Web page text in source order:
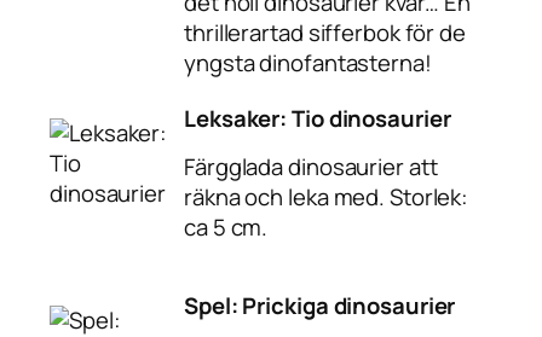
thrillerartad sifferbok för de
yngsta dinofantasterna!
Leksaker: Tio dinosaurier
Färgglada dinosaurier att
räkna och leka med. Storlek:
ca 5 cm.
Spel: Prickiga dinosaurier